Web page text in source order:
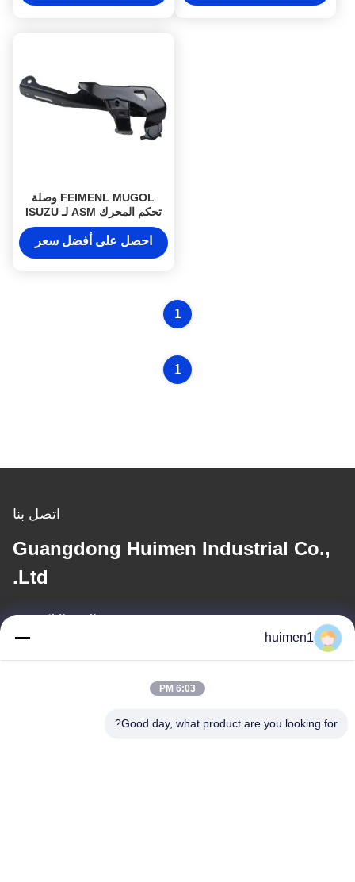
FEIMENL MUGOL وصلة
تحكم المحرك ASM لـ ISUZU
NKR JAC 1040 8-97859100-
0 8978591000
احصل على أفضل سعر
1
1
اتصل بنا
Guangdong Huimen Industrial Co.,
Ltd.
البريد الإلكتروني
huimen1
6:03 PM
Good day, what product are you looking for?